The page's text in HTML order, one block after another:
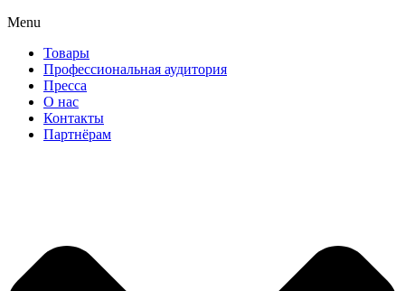
Menu
Товары
Профессиональная аудитория
Пресса
О нас
Контакты
Партнёрам